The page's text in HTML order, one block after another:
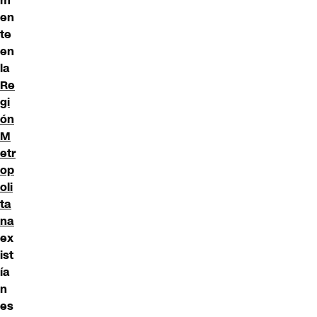
en
te
en
la
Re
gi
ón
M
etr
op
oli
ta
na
ex
ist
ía
n
es